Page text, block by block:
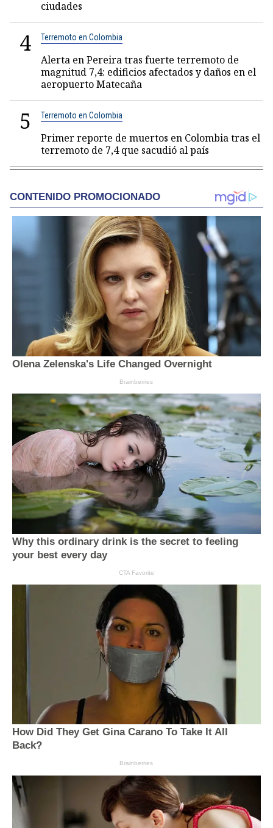
ciudades
4 Terremoto en Colombia
Alerta en Pereira tras fuerte terremoto de
magnitud 7,4: edificios afectados y daños en el
aeropuerto Matecaña
5 Terremoto en Colombia
Primer reporte de muertos en Colombia tras el
terremoto de 7,4 que sacudió al país